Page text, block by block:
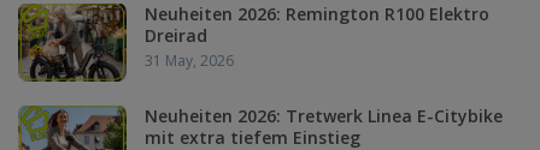
Neuheiten 2026: Remington R100 Elektro
Dreirad
31 May, 2026
Neuheiten 2026: Tretwerk Linea E-Citybike
mit extra tiefem Einstieg